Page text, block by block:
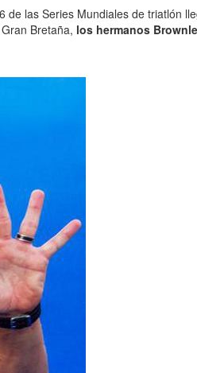
de las Series Mundiales de triatlón
Bretaña, los hermanos